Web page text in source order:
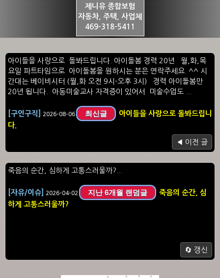
제니유 종합보험
자동차, 주택, 사업체
469-318-5411
아이들을 사랑으로 돌봐드립니다. 아이돌봄 경력 20년 월,화,목
요일 파트타임으로 아이돌봄을 원하시는 분은 연락주세요. ^^ 시
간대는 베이비시터 (월,화 오전 9시-오후 3시) 경력 아이돌봄만
20년 됩니다. 아동미술교사 자격증이 있어서 미술수업도 ...
[구인구직] 2026-08-06 최신글
아이들을 사랑으로 돌봐드립니
다.
◀ 이전 글
죽음의 순간, 심하게 고통스러울까?...
[자유/이슈] 2026-04-02 지난 6개월 랜덤글
죽음의 순간, 심
하게 고통스러울까?
🔄 갱신